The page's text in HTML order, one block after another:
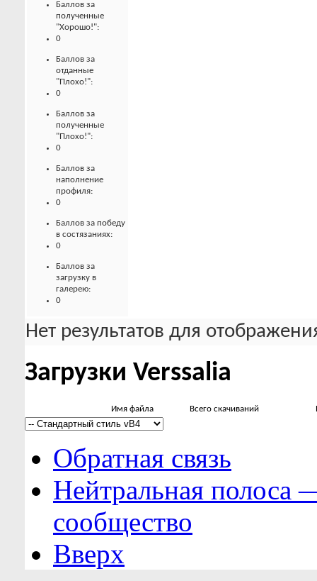
Баллов за
полученные
"Хорошо!":
0
Баллов за
отданные
"Плохо!":
0
Баллов за
полученные
"Плохо!":
0
Баллов за
наполнение
профиля:
0
Баллов за победу
в состязаниях:
0
Баллов за
загрузку в
галерею:
0
Нет результатов для
Загрузки Verssalia
Имя файла Всего скачиваний
Обратная связь
Нейтральная полоса
сообщество
Вверх